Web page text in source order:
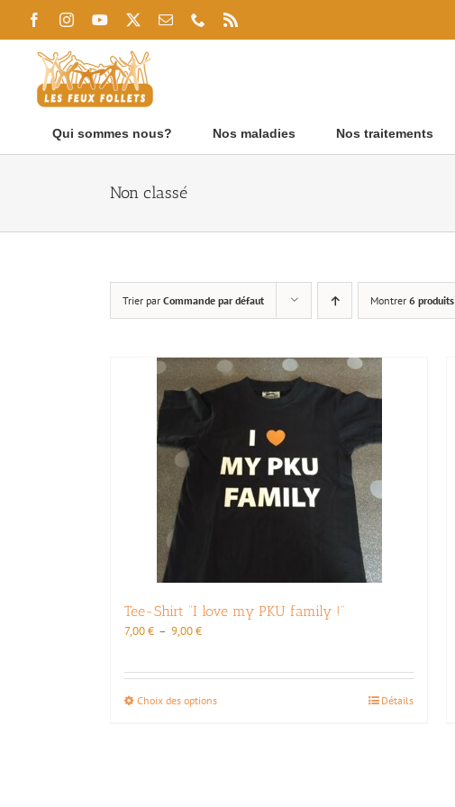
contenu
FacebookInstagramYouTube Email Téléphone
Qui sommes nous? Nos maladies Nos traitements
Non classé
Trier par Commande par défaut Montrer 6 produits
Tee-Shirt “I love my PKU family !”
7,00€ – 9,00€Plage
7,00 €
à
Choix des optionsCe
Détails